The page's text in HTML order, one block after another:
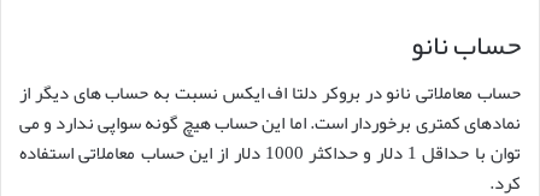
حساب نانو
حساب معاملاتی نانو در بروکر دلتا اف ایکس نسبت به حساب های دیگر از
نمادهای کمتری برخوردار است. اما این حساب هیچ گونه سواپی ندارد و می
توان با حداقل 1 دلار و حداکثر 1000 دلار از این حساب معاملاتی استفاده
کرد.